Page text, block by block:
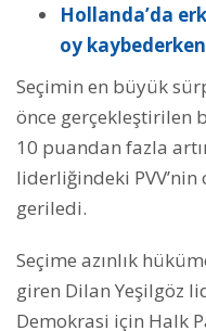
Hollanda’da
oy
Seçimin en büyük
önce gerçekleştirilen
10 puandan fazla
liderliğindeki PVV’nin
geriledi.
Seçime azınlık
giren Dilan Yeşilgöz
Demokrasi için Halk